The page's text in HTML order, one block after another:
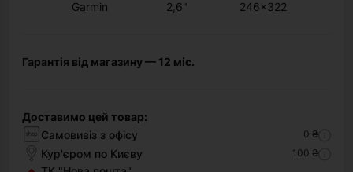
Garmin 2,6" 246x322
Гарантія від магазину — 12 міс.
Доставимо цей товар:
Самовивіз з офісу
0 ₴
Кур'єром по Києву 100 ₴